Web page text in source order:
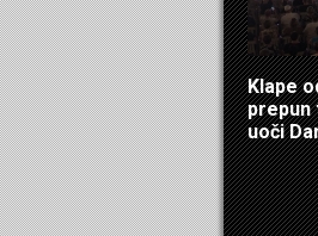
Klape
prepun
uoči